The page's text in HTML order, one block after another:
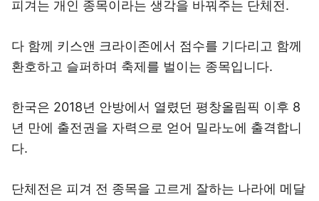
피겨는 개인 종목이라는 생각을 바꿔주는 단체전.
다 함께 키스앤 크라이존에서 점수를 기다리고 함께
환호하고 슬퍼하며 축제를 벌이는 종목입니다.
한국은 2018년 안방에서 열렸던 평창올림픽 이후 8
년 만에 출전권을 자력으로 얻어 밀라노에 출격합니
다.
단체전은 피겨 전 종목을 고르게 잘하는 나라에 메달